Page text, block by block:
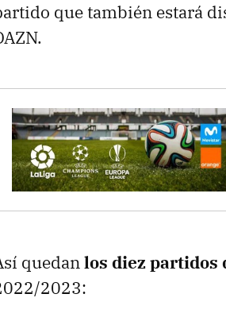
que también estará
quedanlos diez partidos
2023: